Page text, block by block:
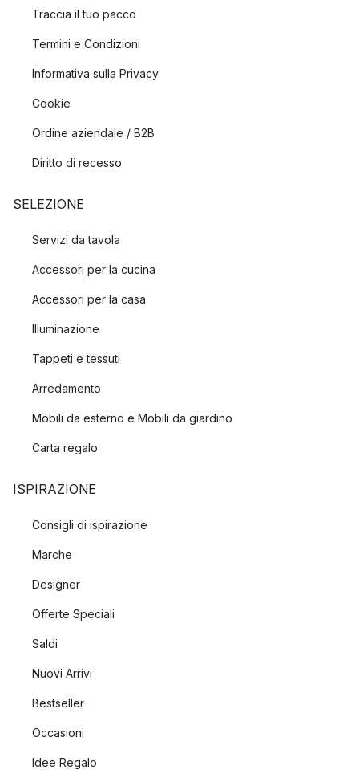
Traccia il tuo pacco
Termini e Condizioni
Informativa sulla Privacy
Cookie
Ordine aziendale / B2B
Diritto di recesso
SELEZIONE
Servizi da tavola
Accessori per la cucina
Accessori per la casa
Illuminazione
Tappeti e tessuti
Arredamento
Mobili da esterno e Mobili da giardino
Carta regalo
ISPIRAZIONE
Consigli di ispirazione
Marche
Designer
Offerte Speciali
Saldi
Nuovi Arrivi
Bestseller
Occasioni
Idee Regalo